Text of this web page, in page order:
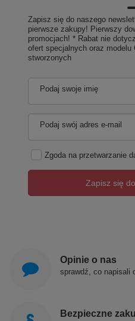
Zapisz się do naszego
pierwsze zakupy! Pierwszy
promocjach! * Rabat nie
ofert specjalnych oraz modelu
stworzonych
Podaj swoje imię
Podaj swój adres e-mail
Zgoda na przetwarzanie
Zapisz się
Opinie o nas
sprawdź, co napisali
Bezpieczne